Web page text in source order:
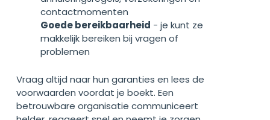
contactmomenten
Goede bereikbaarheid - je kunt ze
makkelijk bereiken bij vragen of
problemen
Vraag altijd naar hun garanties en lees de
voorwaarden voordat je boekt. Een
betrouwbare organisatie communiceert